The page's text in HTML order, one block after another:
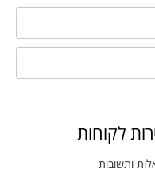
לקוחות
ותשובות